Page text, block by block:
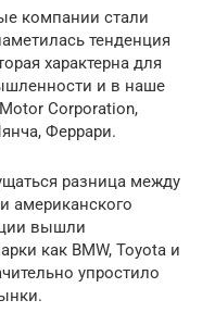
компании стали
тенденция
характерна для
и в наше
Corporation,
Феррари.
разница между
американского
вышли
как BMW, Toyota и
упростило